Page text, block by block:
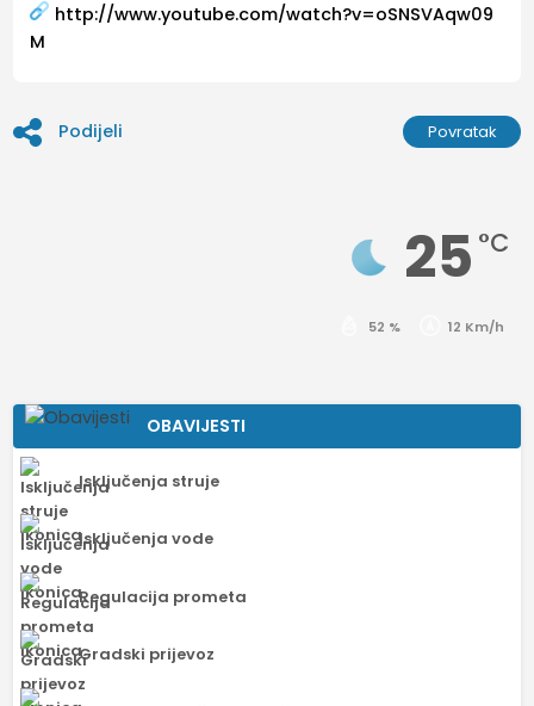
http://www.youtube.com/watch?v=oSNSVAqw09
M
Podijeli Povratak
25 °C
52 % 12 Km/h
OBAVIJESTI
Isključenja struje
Isključenja vode
Regulacija prometa
Gradski prijevoz